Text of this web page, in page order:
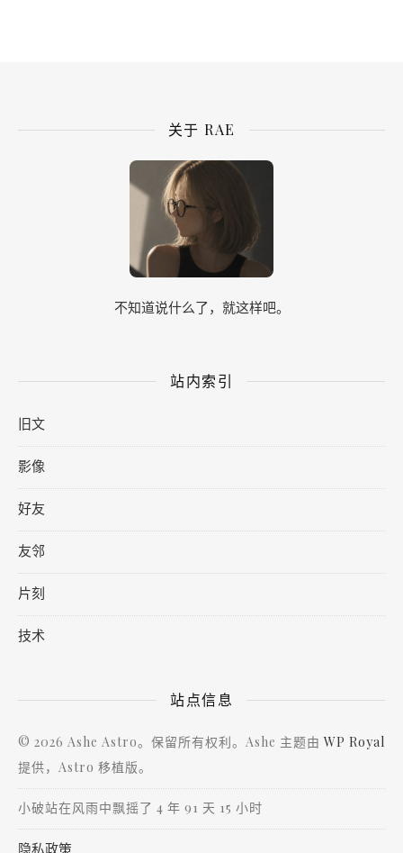
关于 RAE
不知道说什么了，就这样吧。
站内索引
旧文
影像
好友
友邻
片刻
技术
站点信息
© 2026 Ashe Astro。保留所有权利。Ashe 主题由 WP Royal
提供，Astro 移植版。
小破站在风雨中飘摇了 4 年 91 天 15 小时
隐私政策